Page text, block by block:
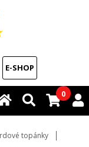
E-SHOP
0
topánky